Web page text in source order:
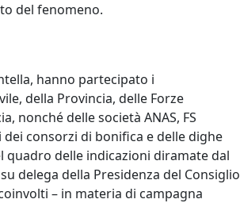
del fenomeno.
hanno partecipato i
della Provincia, delle Forze
nonché delle società ANAS, FS
consorzi di bonifica e delle dighe
quadro delle indicazioni diramate dal
delega della Presidenza del Consiglio
– in materia di campagna